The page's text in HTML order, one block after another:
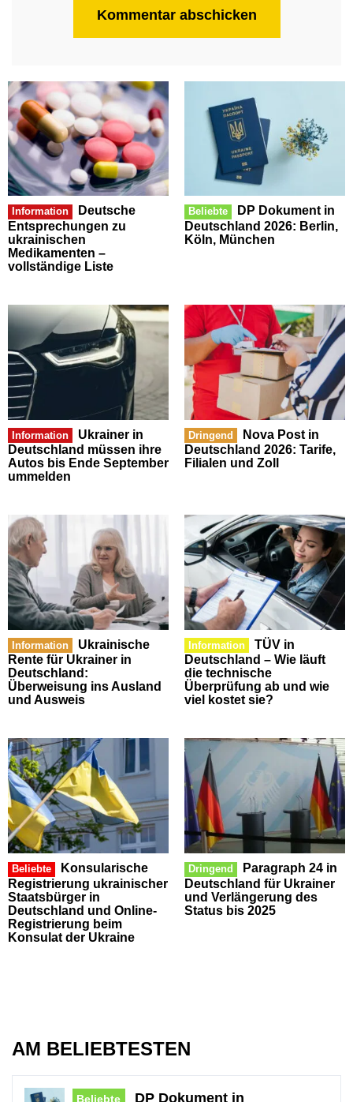
Information
Deutsche
Entsprechungen zu
ukrainischen
Medikamenten –
vollständige Liste
Beliebte
DP Dokument in
Deutschland 2026: Berlin,
Köln, München
Information
Ukrainer in
Deutschland müssen ihre
Autos bis Ende September
ummelden
Dringend
Nova Post in
Deutschland 2026: Tarife,
Filialen und Zoll
Information
Ukrainische
Rente für Ukrainer in
Deutschland:
Überweisung ins Ausland
und Ausweis
Information
TÜV in
Deutschland – Wie läuft
die technische
Überprüfung ab und wie
viel kostet sie?
Beliebte
Konsularische
Registrierung ukrainischer
Staatsbürger in
Deutschland und Online-
Registrierung beim
Konsulat der Ukraine
Dringend
Paragraph 24 in
Deutschland für Ukrainer
und Verlängerung des
Status bis 2025
AM BELIEBTESTEN
Beliebte
DP Dokument in